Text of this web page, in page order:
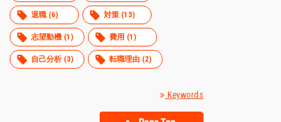
退職 (6) 対策 (13)
志望動機 (1) 費用 (1)
自己分析 (3) 転職理由 (2)
Keywords